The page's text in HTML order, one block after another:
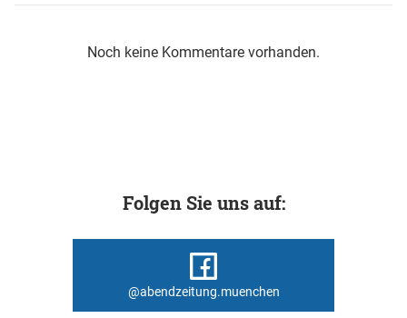
Noch keine Kommentare vorhanden.
Folgen Sie uns auf:
@abendzeitung.muenchen